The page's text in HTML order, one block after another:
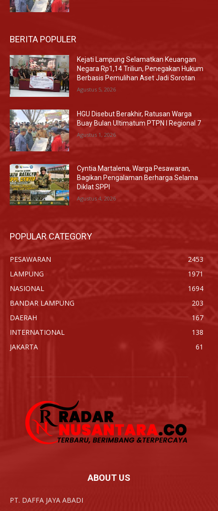
BERITA POPULER
Kejati Lampung Selamatkan Keuangan
Negara Rp1,14 Triliun, Penegakan Hukum
Berbasis Pemulihan Aset Jadi Sorotan
Agustus 5, 2026
HGU Disebut Berakhir, Ratusan Warga
Buay Bulan Ultimatum PTPN I Regional 7
Agustus 1, 2026
Cyntia Martalena, Warga Pesawaran,
Bagikan Pengalaman Berharga Selama
Diklat SPPI
Agustus 4, 2026
POPULAR CATEGORY
PESAWARAN
2453
LAMPUNG
1971
NASIONAL
1694
BANDAR LAMPUNG
203
DAERAH
167
INTERNATIONAL
138
JAKARTA
61
ABOUT US
PT. DAFFA JAYA ABADI